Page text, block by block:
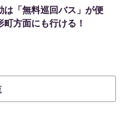
は「無料巡回バス」が便
方面にも行ける！